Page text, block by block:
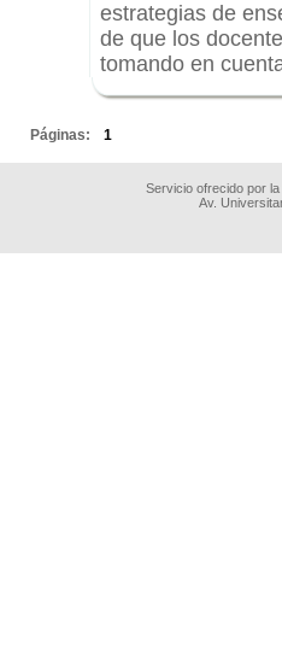
estrategias de
de que los
tomando en
Páginas: 1
Servicio ofrecido por
Av.